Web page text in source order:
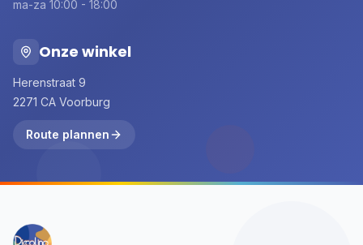
ma-za 10:00 - 18:00
Onze winkel
Herenstraat 9
2271 CA Voorburg
Route plannen